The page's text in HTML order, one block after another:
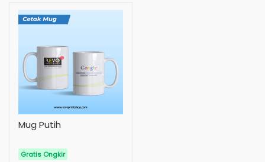
Mug Putih
Gratis Ongkir